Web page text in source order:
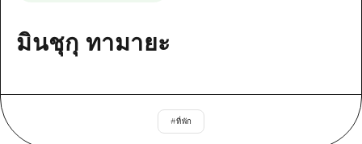
มาตรฐาน
การรักษา
ธรรมชาติ
ตั๋วเที่ยวคุ้มค่าตั๋วเที่ยวคุ้มค่า
ฮิโรชิม่า ฟรี Wi-Fi
มินชุกุ ทามายะ
#ที่พัก